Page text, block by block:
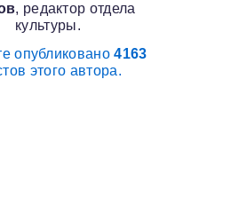
, редактор отдела
культуры.
опубликовано4163
этого автора.